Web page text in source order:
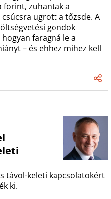
forint, zuhantak a
ugrott a tőzsde. A
gondok
faragná le a
– és ehhez mihez kell
távol-keleti kapcsolatokért
ki.